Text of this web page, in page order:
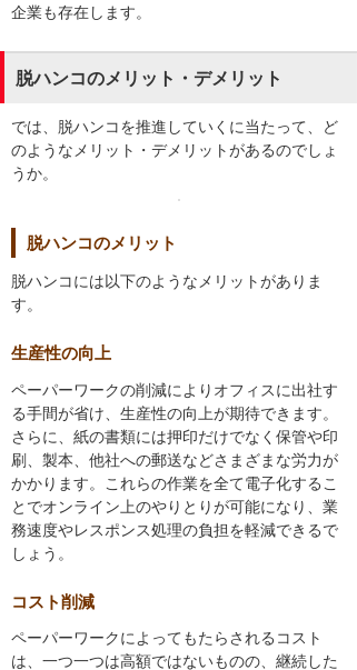
企業も存在します。
脱ハンコのメリット・デメリット
では、脱ハンコを推進していくに当たって、ど
のようなメリット・デメリットがあるのでしょ
うか。
脱ハンコのメリット
脱ハンコには以下のようなメリットがありま
す。
生産性の向上
ペーパーワークの削減によりオフィスに出社す
る手間が省け、生産性の向上が期待できます。
さらに、紙の書類には押印だけでなく保管や印
刷、製本、他社への郵送などさまざまな労力が
かかります。これらの作業を全て電子化するこ
とでオンライン上のやりとりが可能になり、業
務速度やレスポンス処理の負担を軽減できるで
しょう。
コスト削減
ペーパーワークによってもたらされるコスト
は、一つ一つは高額ではないものの、継続した